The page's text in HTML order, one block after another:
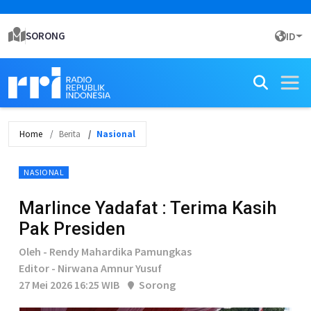
SORONG ID
Home Berita Nasional
NASIONAL
Marlince Yadafat : Terima Kasih
Pak Presiden
Oleh - Rendy Mahardika Pamungkas
Editor - Nirwana Amnur Yusuf
27 Mei 2026 16:25 WIB
Sorong